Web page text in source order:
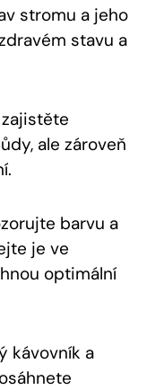
stromu a jeho
stavu a
ale zároveň
barvu a
je ve
optimální
kávovník a